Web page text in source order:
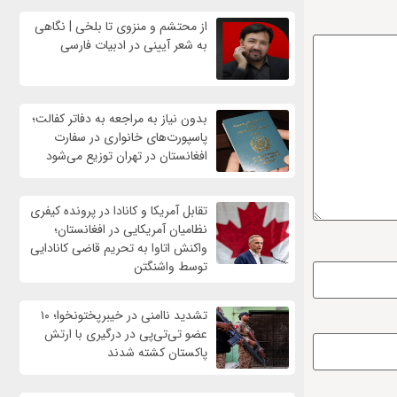
از محتشم و منزوی تا بلخی | نگاهی
به شعر آیینی در ادبیات فارسی
بدون نیاز به مراجعه به دفاتر کفالت؛
پاسپورت‌های خانواری در سفارت
افغانستان در تهران توزیع می‌شود
تقابل آمریکا و کانادا در پرونده کیفری
نظامیان آمریکایی در افغانستان؛
واکنش اتاوا به تحریم قاضی کانادایی
توسط واشنگتن
تشدید ناامنی در خیبرپختونخوا؛ ۱۰
عضو تی‌تی‌پی در درگیری با ارتش
پاکستان کشته شدند